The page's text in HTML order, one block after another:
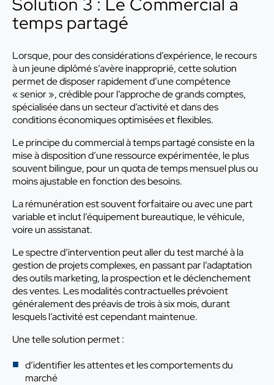
temps partagé
Lorsque, pour des considérations d’expérience, le recours
à un jeune diplômé s’avère inapproprié, cette solution
permet de disposer rapidement d’une compétence
« senior », crédible pour l’approche de grands comptes,
spécialisée dans un secteur d’activité et dans des
conditions économiques optimisées et flexibles.
Le principe du commercial à temps partagé consiste en la
mise à disposition d’une ressource expérimentée, le plus
souvent bilingue, pour un quota de temps mensuel plus ou
moins ajustable en fonction des besoins.
La rémunération est souvent forfaitaire ou avec une part
variable et inclut l’équipement bureautique, le véhicule,
voire un assistanat.
Le spectre d’intervention peut aller du test marché à la
gestion de projets complexes, en passant par l’adaptation
des outils marketing, la prospection et le déclenchement
des ventes. Les modalités contractuelles prévoient
généralement des préavis de trois à six mois, durant
lesquels l’activité est cependant maintenue.
Une telle solution permet :
d’identifier les attentes et les comportements du
marché